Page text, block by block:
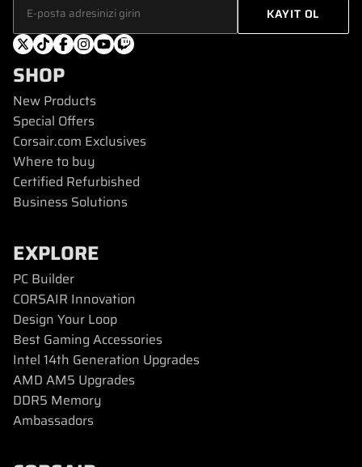
SHOP
New Products
Special Offers
Corsair.com Exclusives
Where to buy
Certified Refurbished
Business Solutions
EXPLORE
PC Builder
CORSAIR Innovation
Design Your Loop
Best Gaming Accessories
Intel 14th Generation Upgrades
AMD AM5 Upgrades
DDR5 Memory
Ambassadors